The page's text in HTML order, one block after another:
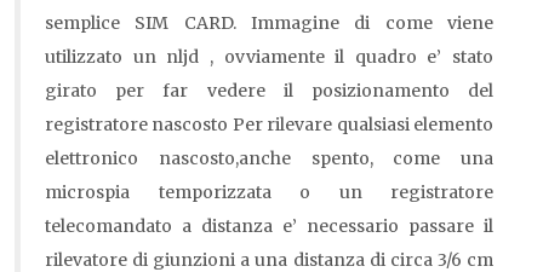
semplice SIM CARD. Immagine di come viene
utilizzato un nljd , ovviamente il quadro e’ stato
girato per far vedere il posizionamento del
registratore nascosto Per rilevare qualsiasi elemento
elettronico nascosto,anche spento, come una
microspia temporizzata o un registratore
telecomandato a distanza e’ necessario passare il
rilevatore di giunzioni a una distanza di circa 3/6 cm